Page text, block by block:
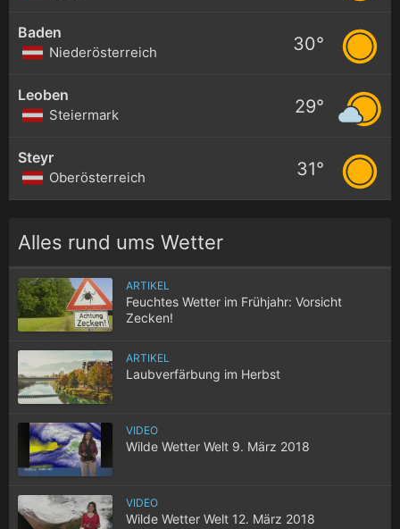
Baden
Niederösterreich 30°
Leoben
Steiermark 29°
Steyr
Oberösterreich 31°
Alles rund ums Wetter
ARTIKEL
Feuchtes Wetter im Frühjahr: Vorsicht
Zecken!
ARTIKEL
Laubverfärbung im Herbst
VIDEO
Wilde Wetter Welt 9. März 2018
VIDEO
Wilde Wetter Welt 12. März 2018